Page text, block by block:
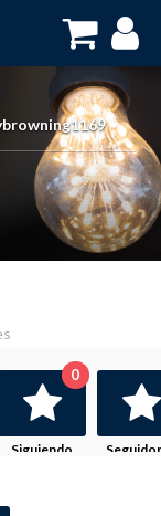
Siguiendo
0